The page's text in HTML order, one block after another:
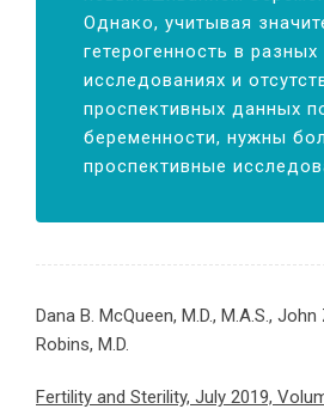
Однако, учитывая
гетерогенность в разных
исследованиях и
проспективных данных
беременности, нужны
проспективные
Dana B. McQueen, M.D., M.A.S.,
Robins, M.D.
Fertility and Sterility, July 2019,